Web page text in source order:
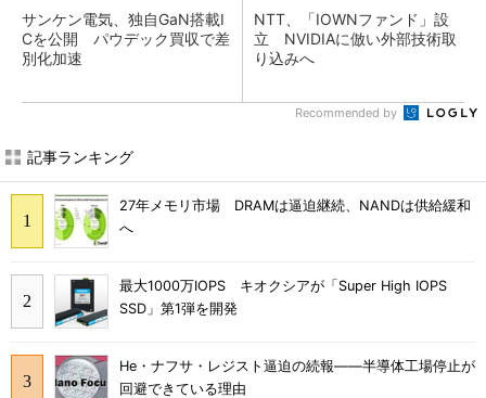
サンケン電気、独自GaN搭載I
Cを公開 パウデック買収で差
別化加速
NTT、「IOWNファンド」設
立 NVIDIAに倣い外部技術取
り込みへ
Recommended by
記事ランキング
27年メモリ市場 DRAMは逼迫継続、NANDは供給緩和
へ
最大1000万IOPS キオクシアが「Super High IOPS
SSD」第1弾を開発
He・ナフサ・レジスト逼迫の続報――半導体工場停止が
回避できている理由